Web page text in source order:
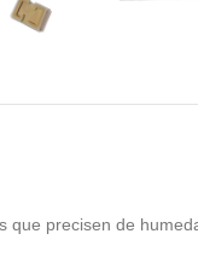
que precisen de